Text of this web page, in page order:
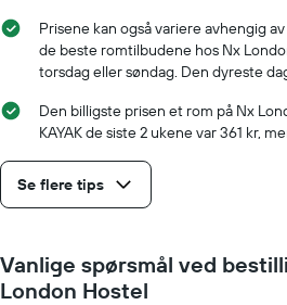
før
oppholdet
Diagrammets
Y-
akse
gjennomsnittsprisen
på
et
Prisene kan også variere avhengig
de beste romtilbudene hos Nx
torsdag eller søndag. Den dyreste
Den billigste prisen et rom på Nx
KAYAK de siste 2 ukene var 361 kr,
Se flere tips
Vanlige spørsmål ved
London Hostel